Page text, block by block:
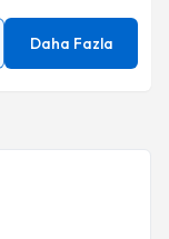
Daha Fazla